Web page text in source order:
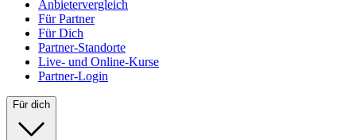
Anbietervergleich
Für Partner
Für Dich
Partner-Standorte
Live- und Online-Kurse
Partner-Login
Für dich